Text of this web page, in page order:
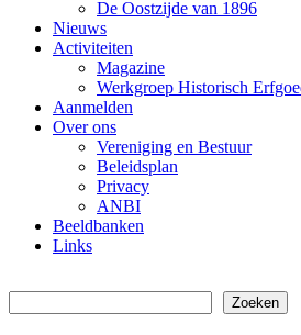
De Oostzijde van 1896
Nieuws
Activiteiten
Magazine
Werkgroep Historisch
Aanmelden
Over ons
Vereniging en Bestuur
Beleidsplan
Privacy
ANBI
Beeldbanken
Links
Zoeken